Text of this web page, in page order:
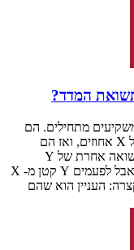
המדד?
מתחילים. הם
קוראים בעיתון שה- S&P 500 עשה תשואה של X אחוזים, ואז הם
מסתכלים בתיק השקעות שלהם ורואים שם תשואה אחרת של Y
אחוזים. לפעמים Y גדול מ- X ואז הם שמחים, אבל לפעמים Y קטן מ- X
העניין הוא שהם